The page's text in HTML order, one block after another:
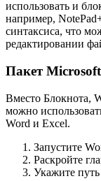
использовать и
например,
синтаксиса, что
редактировании
Пакет
Вместо Блокнота,
можно
Word и Excel.
Запустите
Раскройте
Укажите